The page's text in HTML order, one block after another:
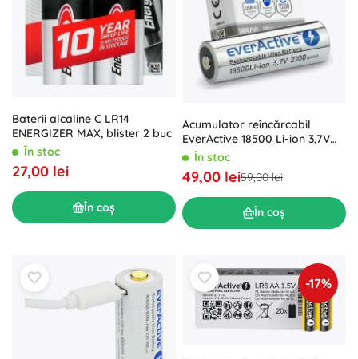
Baterii alcaline C LR14
ENERGIZER MAX, blister 2 buc
În stoc
27,00 lei
În coș
Acumulator reîncărcabil
EverActive 18500 Li-ion 3,7V
2100 mAh USB-C
În stoc
49,00 lei59,00 lei
În coș
-17%